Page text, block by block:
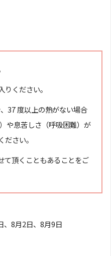
ください。
37 度以上の熱がない場合
や息苦しさ（呼吸困難）が
さい。
て頂くこともあることをご
、8月2日、8月9日